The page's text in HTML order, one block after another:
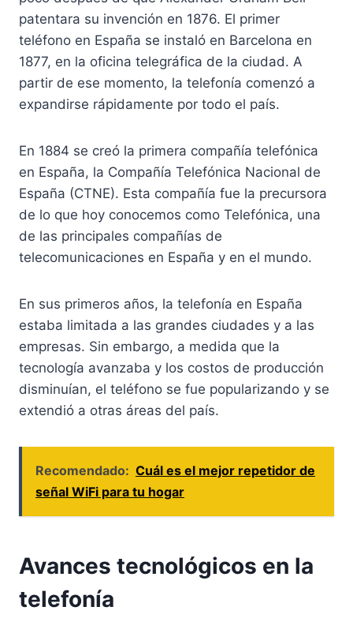
patentara su invención en 1876. El primer
teléfono en España se instaló en Barcelona en
1877, en la oficina telegráfica de la ciudad. A
partir de ese momento, la telefonía comenzó a
expandirse rápidamente por todo el país.
En 1884 se creó la primera compañía telefónica
en España, la Compañía Telefónica Nacional de
España (CTNE). Esta compañía fue la precursora
de lo que hoy conocemos como Telefónica, una
de las principales compañías de
telecomunicaciones en España y en el mundo.
En sus primeros años, la telefonía en España
estaba limitada a las grandes ciudades y a las
empresas. Sin embargo, a medida que la
tecnología avanzaba y los costos de producción
disminuían, el teléfono se fue popularizando y se
extendió a otras áreas del país.
Recomendado: Cuál es el mejor repetidor de
señal WiFi para tu hogar
Avances tecnológicos en la
telefonía